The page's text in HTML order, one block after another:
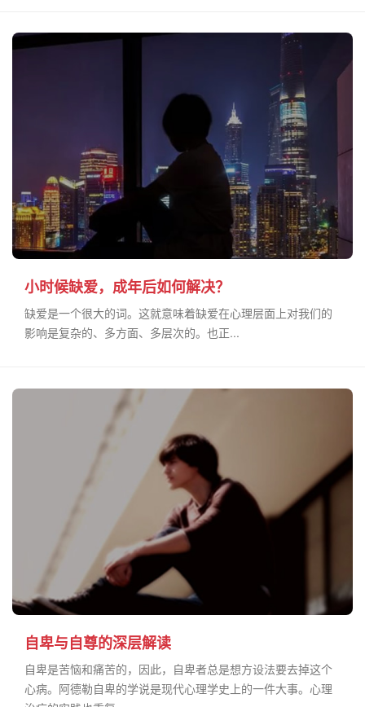
小时候缺爱，成年后如何解决？
缺爱是一个很大的词。这就意味着缺爱在心理层面上对我们的
影响是复杂的、多方面、多层次的。也正...
自卑与自尊的深层解读
自卑是苦恼和痛苦的，因此，自卑者总是想方设法要去掉这个
心病。阿德勒自卑的学说是现代心理学史上的一件大事。心理